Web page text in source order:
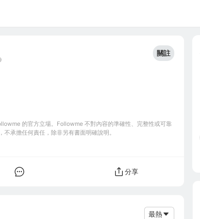
關註
的官方立場。Followme 不對內容的準確性、完整性或可靠
承擔任何責任，除非另有書面明確說明。
分享
最熱